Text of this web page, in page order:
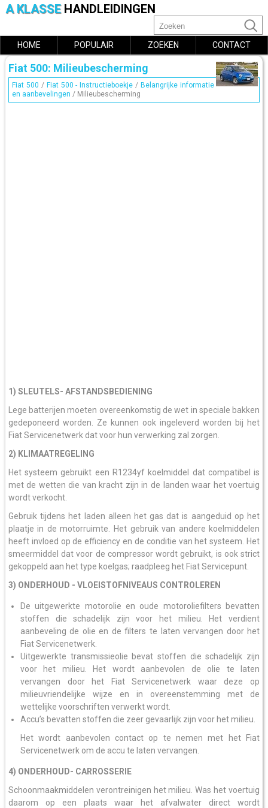
A KLASSE HANDLEIDINGEN
HOME POPULAIR ZOEKEN CONTACT
Fiat 500: Milieubescherming
Fiat 500 / Fiat 500 - Instructieboekje / Belangrijke informatie
en aanbevelingen / Milieubescherming
1) SLEUTELS- AFSTANDSBEDIENING
Lege batterijen moeten overeenkomstig de wet in speciale bakken
gedeponeerd worden. Ze kunnen ook ingeleverd worden bij het
Fiat Servicenetwerk dat voor hun verwerking zal zorgen.
2) KLIMAATREGELING
Het systeem gebruikt een R1234yf koelmiddel dat compatibel is
met de wetten die van kracht zijn in de landen waar het voertuig
wordt verkocht.
Gebruik tijdens het laden alleen het gas dat is aangeduid op het
plaatje in de motorruimte. Het gebruik van andere koelmiddelen
heeft invloed op de efficiency en de conditie van het systeem. Het
smeermiddel dat voor de compressor wordt gebruikt, is ook strict
gekoppeld aan het type koelgas; raadpleeg het Fiat Servicepunt.
3) ONDERHOUD - VLOEISTOFNIVEAUS CONTROLEREN
De uitgewerkte motorolie en oude motoroliefilters bevatten
stoffen die schadelijk zijn voor het milieu. Het verdient
aanbeveling de olie en de filters te laten vervangen door het
Fiat Servicenetwerk.
Uitgewerkte transmissieolie bevat stoffen die schadelijk zijn
voor het milieu. Het wordt aanbevolen de olie te laten
vervangen door het Fiat Servicenetwerk waar deze op
milieuvriendelijke wijze en in overeenstemming met de
wettelijke voorschriften verwerkt wordt.
Accu’s bevatten stoffen die zeer gevaarlijk zijn voor het milieu.
Het wordt aanbevolen contact op te nemen met het Fiat
Servicenetwerk om de accu te laten vervangen.
4) ONDERHOUD- CARROSSERIE
Schoonmaakmiddelen verontreinigen het milieu. Was het voertuig
daarom op een plaats waar het afvalwater direct wordt